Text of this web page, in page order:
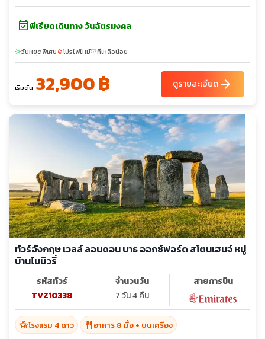
event_availableพีเรียดเดินทาง วันฉัตรมงคล
sunnyวันหยุดพิเศษlocal_fire_departmentโปรไฟไหม้confirmation_numberที่เหลือน้อย
เริ่มต้น 32,900 ฿ ดูรายละเอียดarrow_forward
ทัวร์อังกฤษ เวลล์ ลอนดอน บาธ ออกซ์ฟอร์ด สโตนเฮนจ์ หมู่
บ้านไบบิวรี่
รหัสทัวร์
TVZ10338
จำนวนวัน
7 วัน 4 คืน
สายการบิน
hotel_classโรงแรม 4 ดาว restaurant อาหาร 8 มื้อ + บนเครื่อง